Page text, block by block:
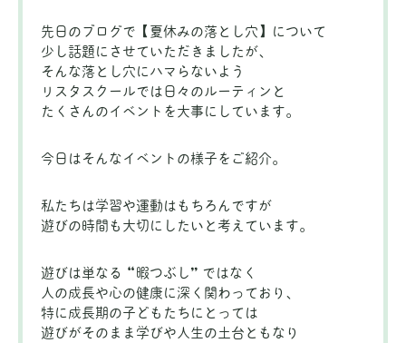
先日のブログで【夏休みの落とし穴】について
少し話題にさせていただきましたが、
そんな落とし穴にハマらないよう
リスタスクールでは日々のルーティンと
たくさんのイベントを大事にしています。
今日はそんなイベントの様子をご紹介。
私たちは学習や運動はもちろんですが
遊びの時間も大切にしたいと考えています。
遊びは単なる “暇つぶし” ではなく
人の成長や心の健康に深く関わっており、
特に成長期の子どもたちにとっては
遊びがそのまま学びや人生の土台ともなり